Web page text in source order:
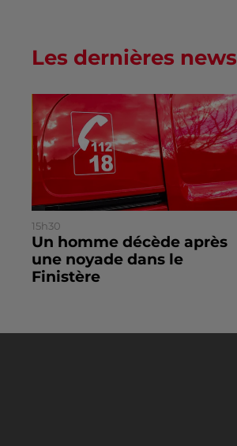
Les dernières news
15h30
Un homme décède après
une noyade dans le
Finistère